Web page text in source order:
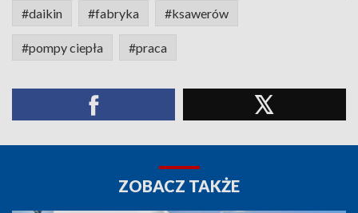
#daikin #fabryka #ksawerów
#pompy ciepła #praca
ZOBACZ TAKŻE